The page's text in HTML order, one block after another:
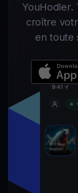
YouHodler.
croître
en toute